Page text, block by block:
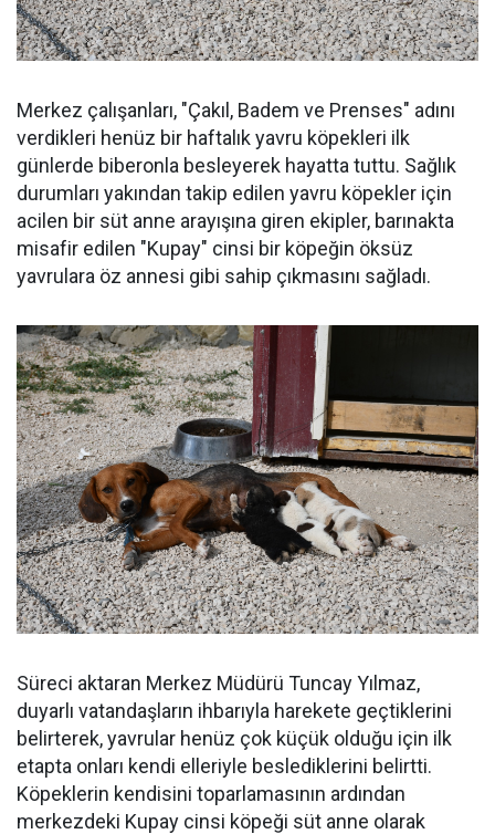
Merkez çalışanları, "Çakıl, Badem ve Prenses" adını
verdikleri henüz bir haftalık yavru köpekleri ilk
günlerde biberonla besleyerek hayatta tuttu. Sağlık
durumları yakından takip edilen yavru köpekler için
acilen bir süt anne arayışına giren ekipler, barınakta
misafir edilen "Kupay" cinsi bir köpeğin öksüz
yavrulara öz annesi gibi sahip çıkmasını sağladı.
Süreci aktaran Merkez Müdürü Tuncay Yılmaz,
duyarlı vatandaşların ihbarıyla harekete geçtiklerini
belirterek, yavrular henüz çok küçük olduğu için ilk
etapta onları kendi elleriyle beslediklerini belirtti.
Köpeklerin kendisini toparlamasının ardından
merkezdeki Kupay cinsi köpeği süt anne olarak